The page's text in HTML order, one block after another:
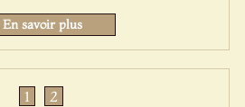
En savoir plus
1 2